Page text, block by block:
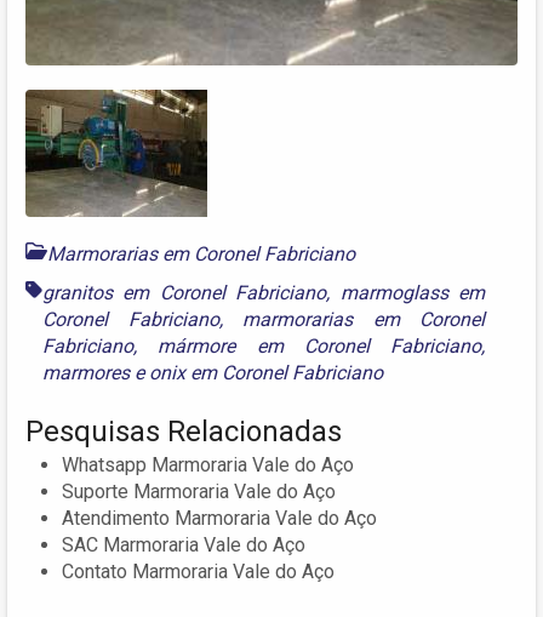
Marmorarias em Coronel Fabriciano
granitos em Coronel Fabriciano, marmoglass em
Coronel Fabriciano, marmorarias em Coronel
Fabriciano, mármore em Coronel Fabriciano,
marmoreseonix em Coronel Fabriciano
Pesquisas Relacionadas
Whatsapp Marmoraria Vale do Aço
Suporte Marmoraria Vale do Aço
Atendimento Marmoraria Vale do Aço
SAC Marmoraria Vale do Aço
Contato Marmoraria Vale do Aço